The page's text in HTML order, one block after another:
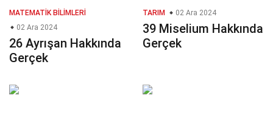
MATEMATIK BILIMLERI
02 Ara 2024
26 Ayrışan Hakkında
Gerçek
TARIM 02 Ara 2024
39 Miselium Hakkında
Gerçek